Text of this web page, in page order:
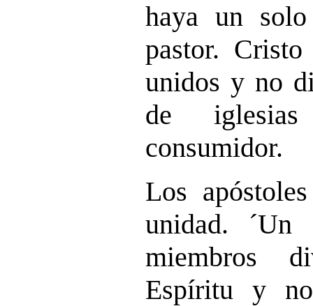
haya un
pastor. Cristo
unidos y no
de
consumidor.
Los
unidad.
miembros
Espíritu y